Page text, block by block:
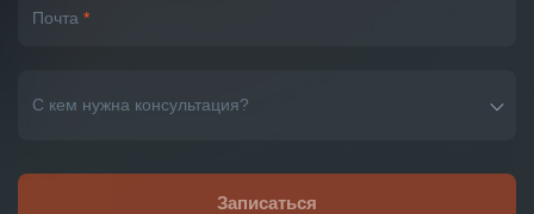
Почта *
С кем нужна консультация?
Записаться